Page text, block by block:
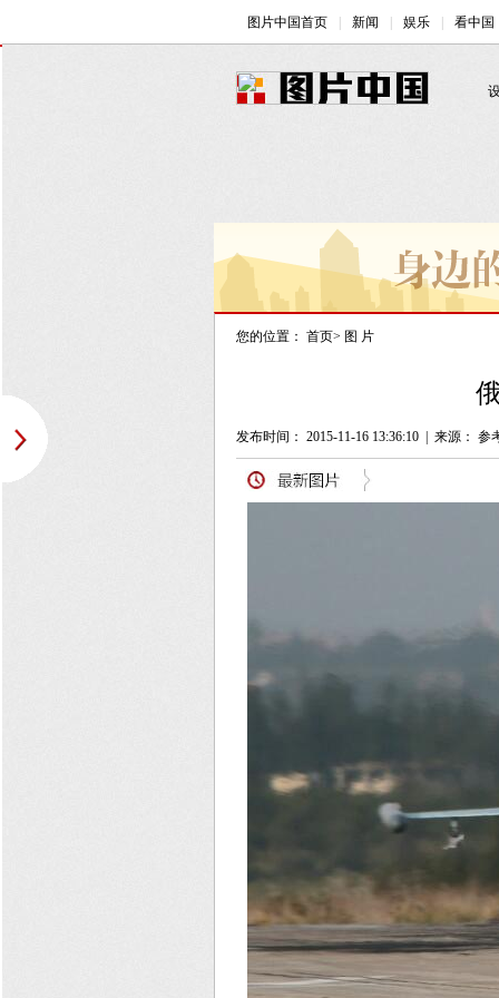
您的位置： 首页> 图 片
发布时间： 2015-11-16 13:36:10 来源： 参